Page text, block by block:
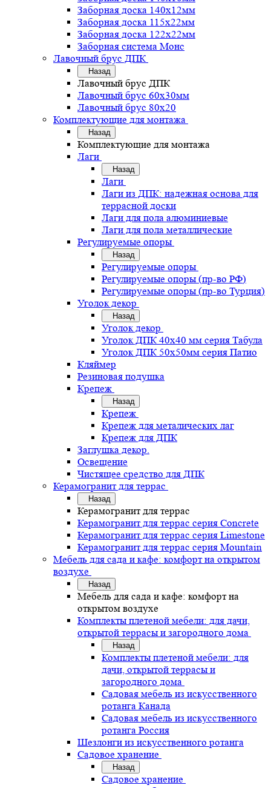
Заборная доска 140х12мм
Заборная доска 115х22мм
Заборная доска 122х22мм
Заборная система Монс
Лавочный брус ДПК
Назад
Лавочный брус ДПК
Лавочный брус 60х30мм
Лавочный брус 80х20
Комплектующие для монтажа
Назад
Комплектующие для монтажа
Лаги
Назад
Лаги
Лаги из ДПК: надежная основа для
террасной доски
Лаги для пола алюминиевые
Лаги для пола металлические
Регулируемые опоры
Назад
Регулируемые опоры
Регулируемые опоры (пр-во РФ)
Регулируемые опоры (пр-во Турция)
Уголок декор
Назад
Уголок декор
Уголок ДПК 40х40 мм серия Табула
Уголок ДПК 50х50мм серия Патио
Кляймер
Резиновая подушка
Крепеж
Назад
Крепеж
Крепеж для металических лаг
Крепеж для ДПК
Заглушка декор.
Освещение
Чистящее средство для ДПК
Керамогранит для террас
Назад
Керамогранит для террас
Керамогранит для террас серия Concrete
Керамогранит для террас серия Limestone
Керамогранит для террас серия Mountain
Мебель для сада и кафе: комфорт на открытом
воздухе
Назад
Мебель для сада и кафе: комфорт на
открытом воздухе
Комплекты плетеной мебели: для дачи,
открытой террасы и загородного дома
Назад
Комплекты плетеной мебели: для
дачи, открытой террасы и
загородного дома
Садовая мебель из искусственного
ротанга Канада
Садовая мебель из искусственного
ротанга Россия
Шезлонги из искусственного ротанга
Садовое хранение
Назад
Садовое хранение